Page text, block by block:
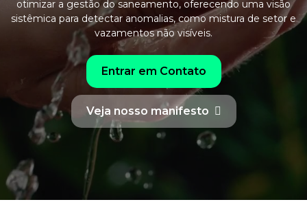
otimizar a gestãodo saneamento, oferecendo uma visão
sistêmica para detectar anomalias, como mistura de setor e
vazamentos não visíveis.
Entrar em Contato
Veja nosso manifesto